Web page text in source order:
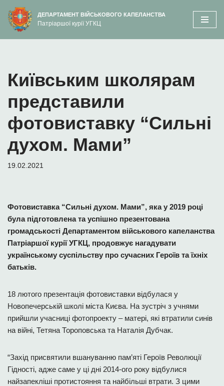
вмісту
Перейти
до
ДЕПАРТАМЕНТ ВІЙСЬКОВОГО КАПЕЛАНСТВА
Патріаршої курії УГКЦ
Київським школярам
представили
фотовиставку “Сильні
духом. Мами”
19.02.2021
Фотовиставка “Сильні духом. Мами”, яка у 2019 році
була підготовлена та успішно презентована
громадськості Департаментом військового капеланства
Патріаршої курії УГКЦ, продовжує нагадувати
українському суспільству про сучасних Героїв та їхніх
батьків.
18 лютого презентація фотовиставки відбулася у
Новопечерській школі міста Києва. На зустріч з учнями
прийшли учасниці фотопроекту – матері, які втратили синів
на війні, Тетяна Тороповська та Наталія Дубчак.
“Захід присвятили вшануванню пам’яті Героїв Революції
Гідності, адже саме у ці дні 2014-ого року відбулися
найзапекліші протистояння та найбільші втрати. З цими